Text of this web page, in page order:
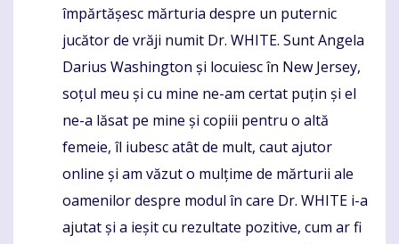
împărtășesc mărturia despre un puternic
jucător de vrăji numit Dr. WHITE. Sunt Angela
Darius Washington și locuiesc în New Jersey,
soțul meu și cu mine ne-am certat puțin și el
ne-a lăsat pe mine și copiii pentru o altă
femeie, îl iubesc atât de mult, caut ajutor
online și am văzut o mulțime de mărturii ale
oamenilor despre modul în care Dr. WHITE i-a
ajutat și a ieșit cu rezultate pozitive, cum ar fi